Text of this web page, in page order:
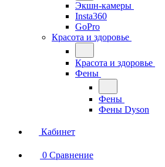
Экшн-камеры
Insta360
GoPro
Красота и здоровье
Красота и здоровье
Фены
Фены
Фены Dyson
Кабинет
0 Сравнение